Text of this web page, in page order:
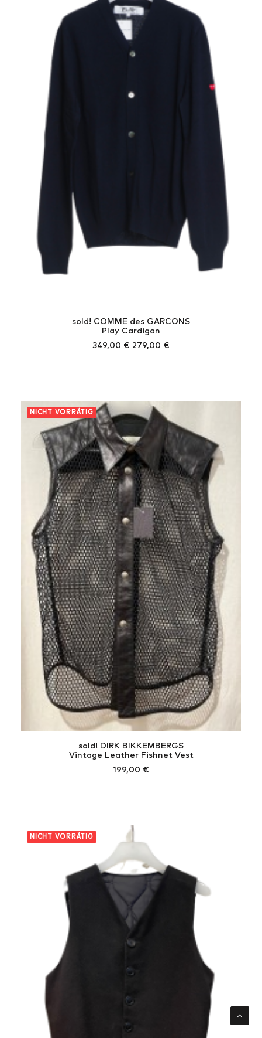
sold! COMME des GARCONS
Play Cardigan
349,00€ Ursprünglicher
279,00 €
NICHT VORRÄTIG
sold! DIRK BIKKEMBERGS
Vintage Leather Fishnet Vest
199,00 €
NICHT VORRÄTIG